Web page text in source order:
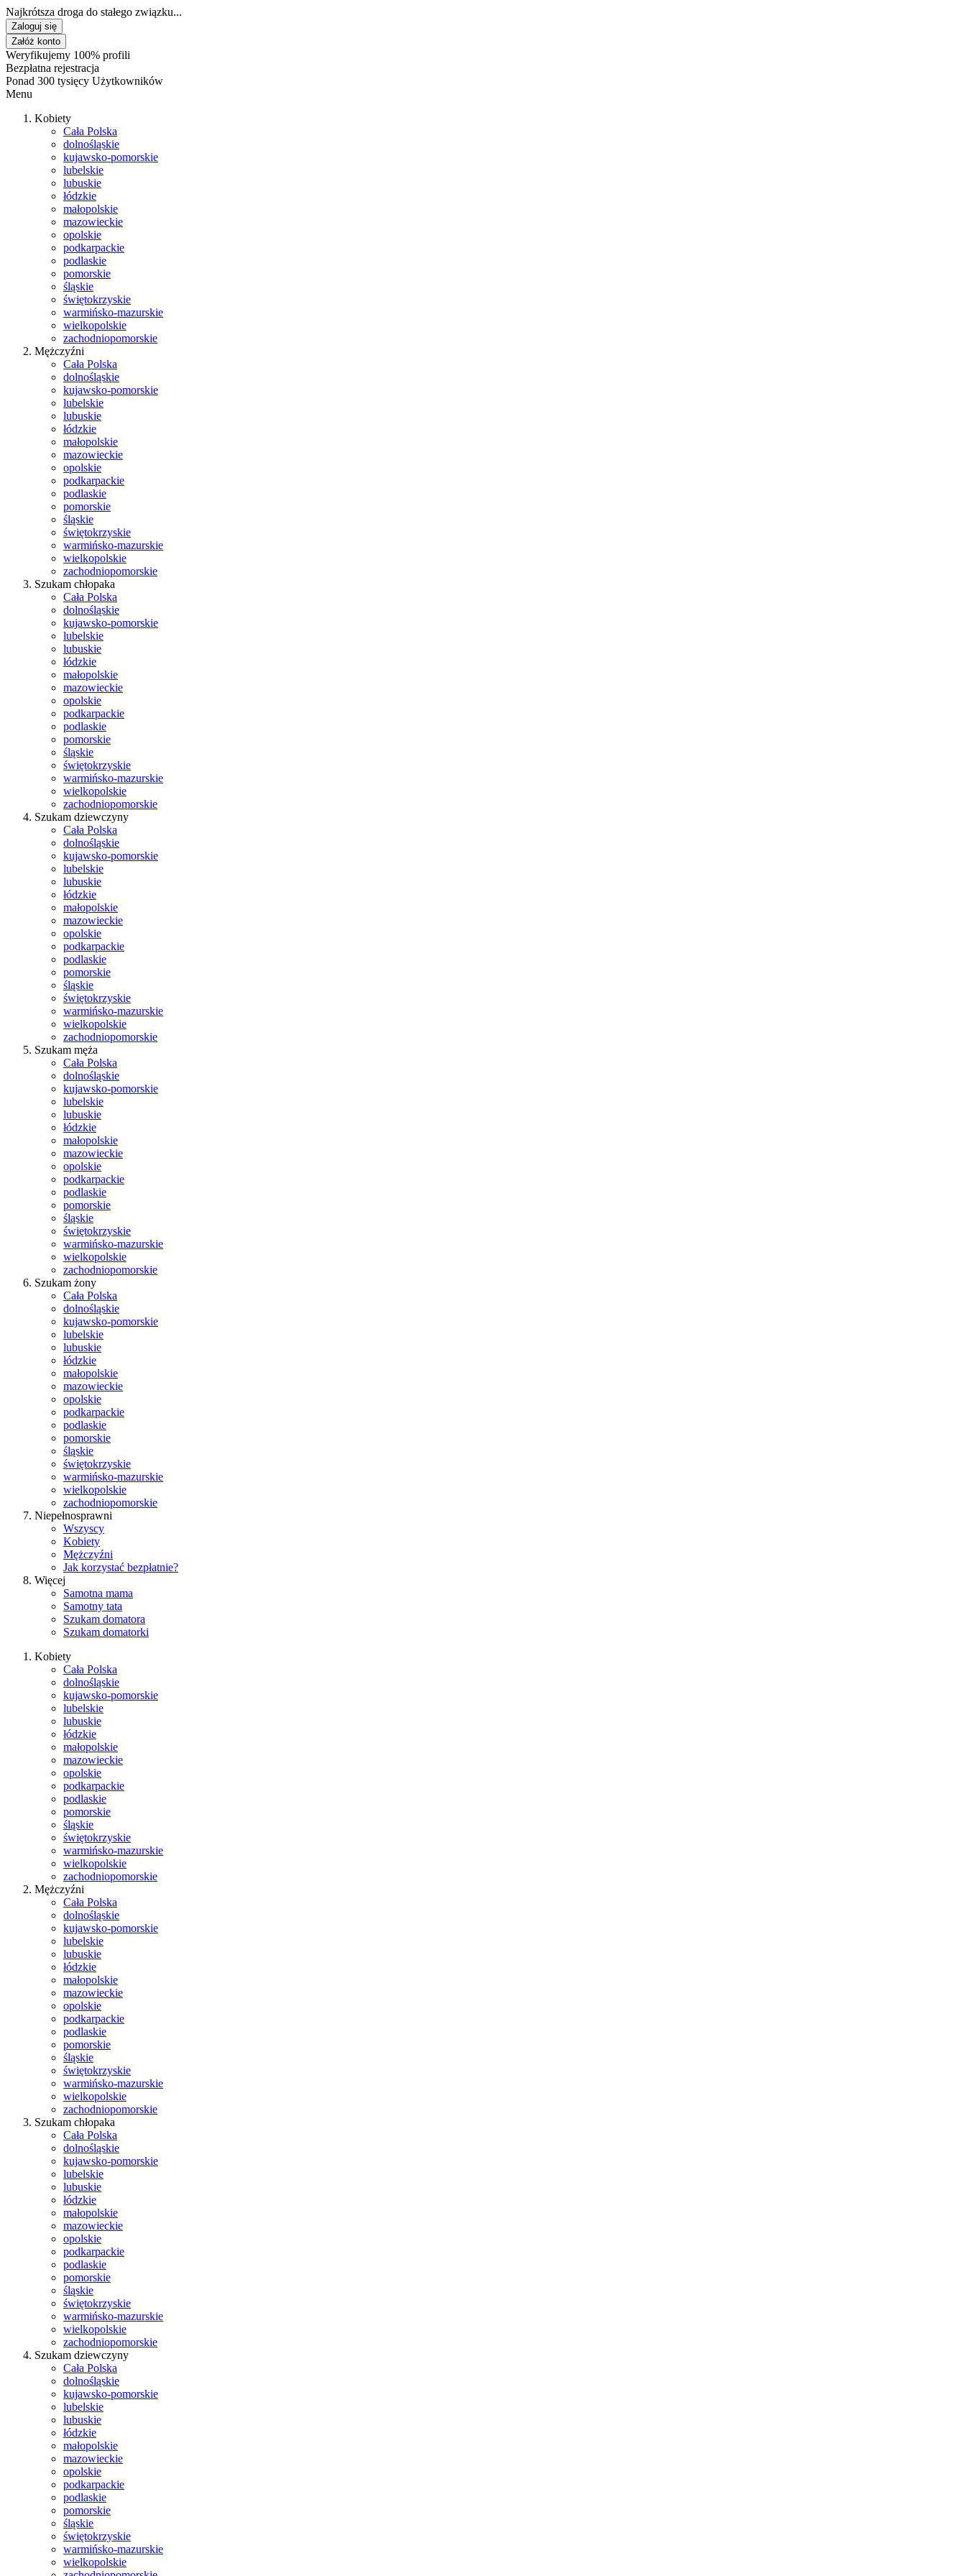
Najkrótsza droga do stałego związku...
Zaloguj się
Załóż konto
Weryfikujemy 100% profili
Bezpłatna rejestracja
Ponad 300 tysięcy Użytkowników
Menu
Kobiety
Cała Polska
dolnośląskie
kujawsko-pomorskie
lubelskie
lubuskie
łódzkie
małopolskie
mazowieckie
opolskie
podkarpackie
podlaskie
pomorskie
śląskie
świętokrzyskie
warmińsko-mazurskie
wielkopolskie
zachodniopomorskie
Mężczyźni
Cała Polska
dolnośląskie
kujawsko-pomorskie
lubelskie
lubuskie
łódzkie
małopolskie
mazowieckie
opolskie
podkarpackie
podlaskie
pomorskie
śląskie
świętokrzyskie
warmińsko-mazurskie
wielkopolskie
zachodniopomorskie
Szukam chłopaka
Cała Polska
dolnośląskie
kujawsko-pomorskie
lubelskie
lubuskie
łódzkie
małopolskie
mazowieckie
opolskie
podkarpackie
podlaskie
pomorskie
śląskie
świętokrzyskie
warmińsko-mazurskie
wielkopolskie
zachodniopomorskie
Szukam dziewczyny
Cała Polska
dolnośląskie
kujawsko-pomorskie
lubelskie
lubuskie
łódzkie
małopolskie
mazowieckie
opolskie
podkarpackie
podlaskie
pomorskie
śląskie
świętokrzyskie
warmińsko-mazurskie
wielkopolskie
zachodniopomorskie
Szukam męża
Cała Polska
dolnośląskie
kujawsko-pomorskie
lubelskie
lubuskie
łódzkie
małopolskie
mazowieckie
opolskie
podkarpackie
podlaskie
pomorskie
śląskie
świętokrzyskie
warmińsko-mazurskie
wielkopolskie
zachodniopomorskie
Szukam żony
Cała Polska
dolnośląskie
kujawsko-pomorskie
lubelskie
lubuskie
łódzkie
małopolskie
mazowieckie
opolskie
podkarpackie
podlaskie
pomorskie
śląskie
świętokrzyskie
warmińsko-mazurskie
wielkopolskie
zachodniopomorskie
Niepełnosprawni
Wszyscy
Kobiety
Mężczyźni
Jak korzystać bezpłatnie?
Więcej
Samotna mama
Samotny tata
Szukam domatora
Szukam domatorki
Kobiety
Cała Polska
dolnośląskie
kujawsko-pomorskie
lubelskie
lubuskie
łódzkie
małopolskie
mazowieckie
opolskie
podkarpackie
podlaskie
pomorskie
śląskie
świętokrzyskie
warmińsko-mazurskie
wielkopolskie
zachodniopomorskie
Mężczyźni
Cała Polska
dolnośląskie
kujawsko-pomorskie
lubelskie
lubuskie
łódzkie
małopolskie
mazowieckie
opolskie
podkarpackie
podlaskie
pomorskie
śląskie
świętokrzyskie
warmińsko-mazurskie
wielkopolskie
zachodniopomorskie
Szukam chłopaka
Cała Polska
dolnośląskie
kujawsko-pomorskie
lubelskie
lubuskie
łódzkie
małopolskie
mazowieckie
opolskie
podkarpackie
podlaskie
pomorskie
śląskie
świętokrzyskie
warmińsko-mazurskie
wielkopolskie
zachodniopomorskie
Szukam dziewczyny
Cała Polska
dolnośląskie
kujawsko-pomorskie
lubelskie
lubuskie
łódzkie
małopolskie
mazowieckie
opolskie
podkarpackie
podlaskie
pomorskie
śląskie
świętokrzyskie
warmińsko-mazurskie
wielkopolskie